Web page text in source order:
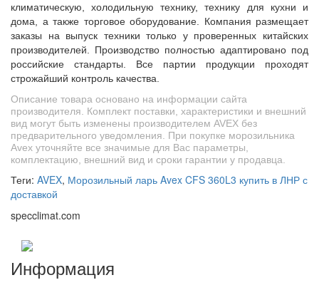
климатическую, холодильную технику, технику для кухни и
дома, а также торговое оборудование. Компания размещает
заказы на выпуск техники только у проверенных китайских
производителей. Производство полностью адаптировано под
российские стандарты. Все партии продукции проходят
строжайший контроль качества.
Описание товара основано на информации сайта
производителя. Комплект поставки, характеристики и внешний
вид могут быть изменены производителем AVEX без
предварительного уведомления. При покупке морозильника
Avex уточняйте все значимые для Вас параметры,
комплектацию, внешний вид и сроки гарантии у продавца.
Теги: AVEX, Морозильный ларь Avex CFS 360L3 купить в ЛНР с
доставкой
specclimat.com
Информация